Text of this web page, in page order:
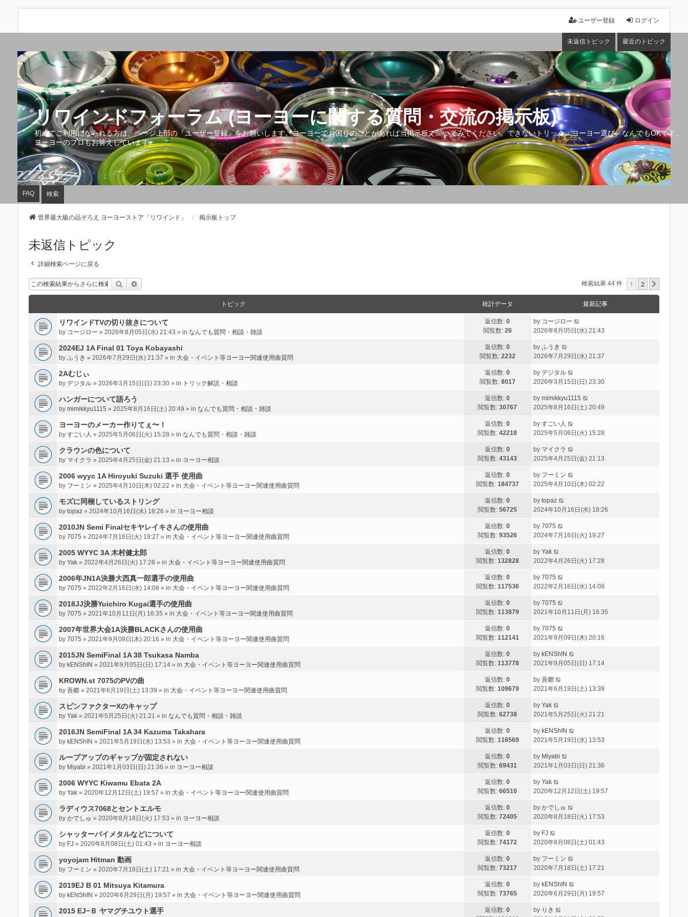
ログイン
ユーザー登録
未返信トピック 最近のトピック
リワインドフォーラム (ヨーヨーに関する質問・交流の掲示板)
初めてご利用になられる方は、ページ上部の『ユーザー登録』をお願いします。ヨーヨーでお困りのことがあれば当掲示板で聞いてみてください。できないトリック・ヨーヨー選び、なんでもOKです。
ヨーヨーのプロもお答えしています。
FAQ 検索
世界最大級の品ぞろえ ヨーヨーストア「リワインド」 掲示板トップ
未返信トピック
詳細検索ページに戻る
検索 検索結果 44 件 1 2
トピック 統計データ 最新記事
リワインドTVの切り抜きについて
by コージロー » 2026年8月05日(水) 21:43 » in なんでも質問・相談・雑談
返信数:0
閲覧数: 26
by コージロー
2026年8月05日(水) 21:43
2024EJ 1A Final 01 Toya Kobayashi
by ふうき » 2026年7月29日(水) 21:37 » in 大会・イベント等ヨーヨー関連使用曲質問
返信数:0
閲覧数: 2232
by ふうき
2026年7月29日(水) 21:37
2Aむじぃ
by デジタル» 2026年3月15日(日) 23:30 » in トリック解説・相談
返信数:0
閲覧数: 8017
by デジタル
2026年3月15日(日) 23:30
ハンガーについて語ろう
by mimikkyu1115 » 2025年8月16日(土) 20:49 » in なんでも質問・相談・雑談
返信数:0
閲覧数:30767
by mimikkyu1115
2025年8月16日(土) 20:49
ヨーヨーのメーカー作りてぇ〜！
by すごい人 » 2025年5月06日(火) 15:28 » in なんでも質問・相談・雑談
返信数:0
閲覧数:42218
by すごい人
2025年5月06日(火) 15:28
クラウンの色について
by マイクラ » 2025年4月25日(金) 21:13 » in ヨーヨー相談
返信数:0
閲覧数:43143
by マイクラ
2025年4月25日(金) 21:13
2006 wyyc 1A Hiroyuki Suzuki 選手 使用曲
by フーミン » 2025年4月10日(木) 02:22 » in 大会・イベント等ヨーヨー関連使用曲質問
返信数:0
閲覧数: 184737
by フーミン
2025年4月10日(木) 02:22
モズに同梱しているストリング
by topaz» 2024年10月16日(水) 18:26 » in ヨーヨー相談
返信数:0
閲覧数:56725
by topaz
2024年10月16日(水) 18:26
2010JN Semi Finalセキヤレイキさんの使用曲
by 7075 » 2024年7月16日(火) 19:27 » in 大会・イベント等ヨーヨー関連使用曲質問
返信数:0
閲覧数:93526
by 7075
2024年7月16日(火) 19:27
2005 WYYC 3A 木村健太郎
by Yak» 2022年4月26日(火) 17:28 » in 大会・イベント等ヨーヨー関連使用曲質問
返信数:0
閲覧数: 132828
by Yak
2022年4月26日(火) 17:28
2006年JN1A決勝大西真一郎選手の使用曲
by 7075 » 2022年2月16日(水) 14:08 » in 大会・イベント等ヨーヨー関連使用曲質問
返信数:0
閲覧数: 117536
by 7075
2022年2月16日(水) 14:08
2018JJ決勝Yuichiro Kugai選手の使用曲
by 7075 » 2021年10月11日(月) 16:35 » in 大会・イベント等ヨーヨー関連使用曲質問
返信数:0
閲覧数: 113879
by 7075
2021年10月11日(月) 16:35
2007年世界大会1A決勝BLACKさんの使用曲
by 7075 » 2021年9月09日(木) 20:16 » in 大会・イベント等ヨーヨー関連使用曲質問
返信数:0
閲覧数: 112141
by 7075
2021年9月09日(木) 20:16
2015JN SemiFinal 1A 38 Tsukasa Namba
by kENShIN » 2021年9月05日(日) 17:14 » in 大会・イベント等ヨーヨー関連使用曲質問
返信数:0
閲覧数: 113778
by kENShIN
2021年9月05日(日) 17:14
KROWN.st 7075のPVの曲
by 吾郷» 2021年6月19日(土) 13:39 » in 大会・イベント等ヨーヨー関連使用曲質問
返信数:0
閲覧数: 109679
by 吾郷
2021年6月19日(土) 13:39
スピンファクターXのキャップ
by Yak» 2021年5月25日(火) 21:21 » in なんでも質問・相談・雑談
返信数:0
閲覧数:62738
by Yak
2021年5月25日(火) 21:21
2016JN SemiFinal 1A 34 Kazuma Takahara
by kENShIN » 2021年5月19日(水) 13:53 » in 大会・イベント等ヨーヨー関連使用曲質問
返信数:0
閲覧数: 116569
by kENShIN
2021年5月19日(水) 13:53
ループアップのギャップが固定されない
by Miyabi » 2021年1月03日(日) 21:36 » in ヨーヨー相談
返信数:0
閲覧数:69431
by Miyabi
2021年1月03日(日) 21:36
2006 WYYC Kiwamu Ebata 2A
by Yak» 2020年12月12日(土) 19:57 » in 大会・イベント等ヨーヨー関連使用曲質問
返信数:0
閲覧数:66510
by Yak
2020年12月12日(土) 19:57
ラディウス7068とセントエルモ
by かでしゅ » 2020年8月18日(火) 17:53 » in ヨーヨー相談
返信数:0
閲覧数:72405
by かでしゅ
2020年8月18日(火) 17:53
シャッターバイメタルなどについて
by FJ » 2020年8月08日(土) 01:43 » in ヨーヨー相談
返信数:0
閲覧数:74172
by FJ
2020年8月08日(土) 01:43
yoyojam Hitman 動画
by フーミン » 2020年7月18日(土) 17:21 » in 大会・イベント等ヨーヨー関連使用曲質問
返信数:0
閲覧数:73217
by フーミン
2020年7月18日(土) 17:21
2019EJ B 01 Mitsuya Kitamura
by kENShIN » 2020年6月29日(月) 19:57 » in 大会・イベント等ヨーヨー関連使用曲質問
返信数:0
閲覧数:73765
by kENShIN
2020年6月29日(月) 19:57
2015 EJ−Ｂ ヤマグチユウト選手 返信数:0
by りき